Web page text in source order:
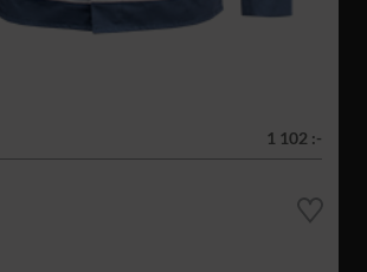
1 102 :-